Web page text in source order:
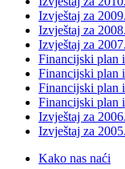
Izvještaj za
Izvještaj za
Izvještaj za
Financijski plan
Financijski plan
Financijski plan
Financijski plan
Izvještaj za
Izvještaj za
Kako nas naći